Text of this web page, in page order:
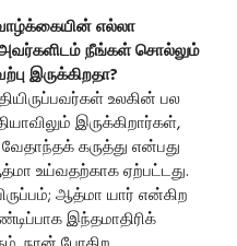
எல்லா
அவர்களிடம் நீங்கள் சொல்லும்
இருக்கிறதா?
உலகின் பல
இருக்கிறார்கள்,
கருத்து என்பது
உய்வதற்காக ஏற்பட்டது.
ஆத்மா யார் என்கிற
இந்தமாதிரிக்